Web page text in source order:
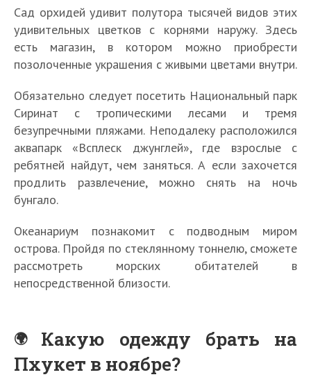
Сад орхидей удивит полутора тысячей видов этих
удивительных цветков с корнями наружу. Здесь
есть магазин, в котором можно приобрести
позолоченные украшения с живыми цветами внутри.
Обязательно следует посетить Национальный парк
Сиринат с тропическими лесами и тремя
безупречными пляжами. Неподалеку расположился
аквапарк «Всплеск джунглей», где взрослые с
ребятней найдут, чем заняться. А если захочется
продлить развлечение, можно снять на ночь
бунгало.
Океанариум познакомит с подводным миром
острова. Пройдя по стеклянному тоннелю, сможете
рассмотреть морских обитателей в
непосредственной близости.
Какую одежду брать на
Пхукет в ноябре?